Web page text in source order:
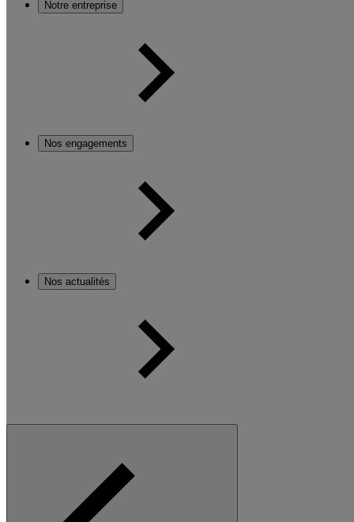
Notre entreprise
Nos engagements
Nos actualités